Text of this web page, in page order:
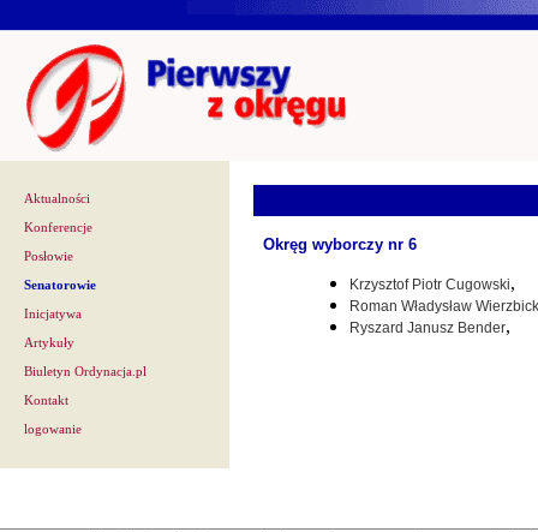
Aktualności
Konferencje
Posłowie
Senatorowie
Inicjatywa
Artykuły
Biuletyn Ordynacja.pl
Kontakt
logowanie
Okręg wyborczy nr 6
Krzysztof Piotr Cugowski,
Roman Władysław
Ryszard Janusz Bender,